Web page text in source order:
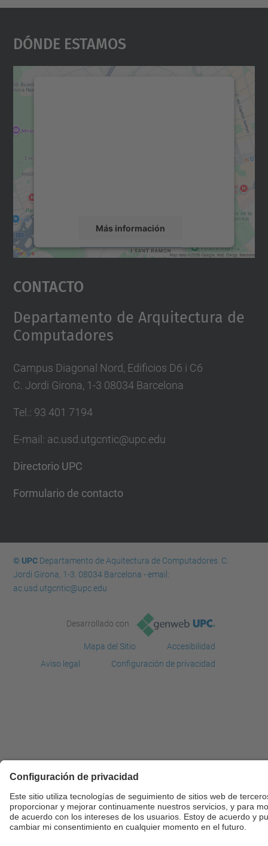
Dónde Estamos
Más información
Aceptar
powered by
Contacto
Departamento de Arquitectura de
Computadores
Campus Diagonal Nord, Edificios D6 i C6
C. Jordi Girona, 1-3 08034 Barcelona
Tel.: 93 401 7194
E-mail: ac.usd.utgcntic@upc.edu
Directorio UPC
Formulario de contacto
© UPCDepartamento de Aquitectura de Computadores. C.
Jordi Girona, 1-3. 08034 Barcelona - email:
ac.usd.utgcntic@upc.edu
Desarrollado con
Mapa del Sitio
Accesibilidad
Aviso legal
Configuración de privacidad